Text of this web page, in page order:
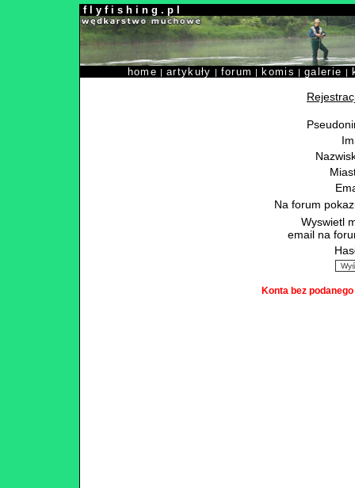
f l y f i s h i n g . p l
home |artykuły | forum | komis |galerie |
Na forum
Wyswietl
email na
Konta bez